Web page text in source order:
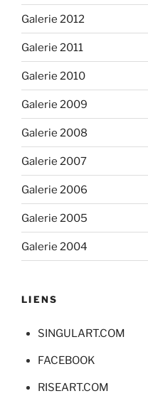
Galerie 2012
Galerie 2011
Galerie 2010
Galerie 2009
Galerie 2008
Galerie 2007
Galerie 2006
Galerie 2005
Galerie 2004
LIENS
SINGULART.COM
FACEBOOK
RISEART.COM